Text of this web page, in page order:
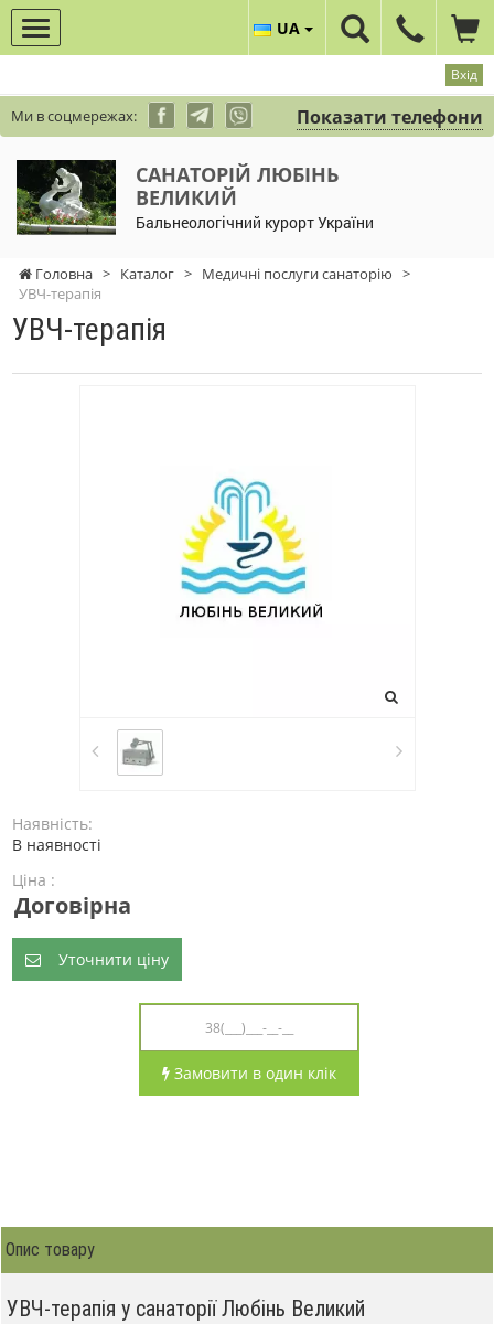
Вхід
Ми в соцмережах: Показати телефони
САНАТОРІЙ ЛЮБІНЬ
ВЕЛИКИЙ
Бальнеологічний курорт України
UA
Головна > Каталог > Медичні послуги санаторію >
УВЧ-терапія
УВЧ-терапія
Наявність:
В наявності
Ціна :
Договірна
Уточнити ціну
Замовити в один клік
Опис товару
УВЧ-терапія у санаторії Любінь Великий